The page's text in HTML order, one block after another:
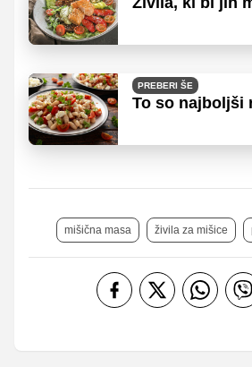
PREBERI ŠE
To so najboljši
mišična masa živila za mišice